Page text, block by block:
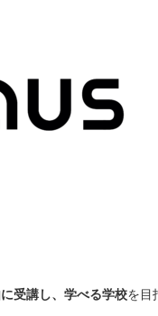
受講し、学べる学校を目